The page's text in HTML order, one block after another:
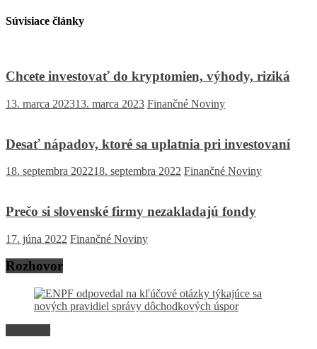
Súvisiace články
Chcete investovať do kryptomien, výhody, riziká
13. marca 202313. marca 2023 Finančné Noviny
Desať nápadov, ktoré sa uplatnia pri investovaní
18. septembra 202218. septembra 2022 Finančné Noviny
Prečo si slovenské firmy nezakladajú fondy
17. júna 2022 Finančné Noviny
Rozhovor